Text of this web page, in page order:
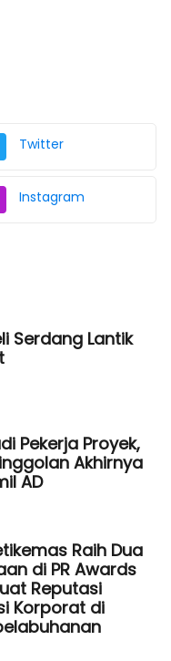
Twitter
Instagram
Serdang Lantik
Pekerja Proyek,
Akhirnya
AD
Raih Dua
di PR Awards
Reputasi
Korporat di